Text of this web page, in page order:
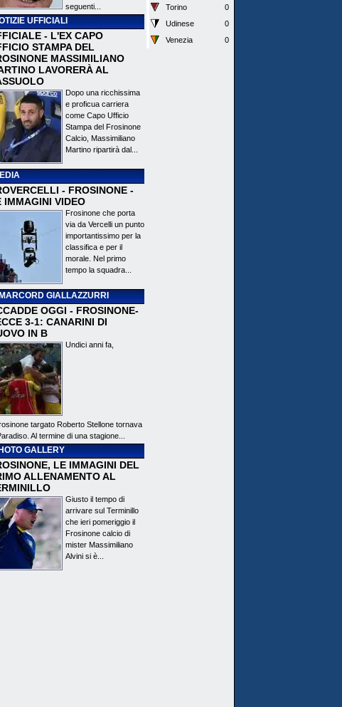
seguenti...
UFFICIALI
- L'EX CAPO
STAMPA DEL
MASSIMILIANO
LAVORERÀ AL
Dopo una ricchissima
e proficua carriera
come Capo Ufficio
Stampa del Frosinone
Calcio, Massimiliano
Martino ripartirà dal...
- FROSINONE -
IMMAGINI VIDEO
Frosinone che porta
via da Vercelli un punto
importantissimo per la
classifica e per il
morale. Nel primo
tempo la squadra...
GIALLAZZURRI
OGGI - FROSINONE-
3-1: CANARINI DI
IN B
Undici anni fa,
targato Roberto Stellone tornava
Al termine di una stagione...
GALLERY
LE IMMAGINI DEL
ALLENAMENTO AL
Giusto il tempo di
arrivare sul Terminillo
che ieri pomeriggio il
Frosinone calcio di
mister Massimiliano
Alvini si è...
Torino
0
Udinese
0
Venezia
0